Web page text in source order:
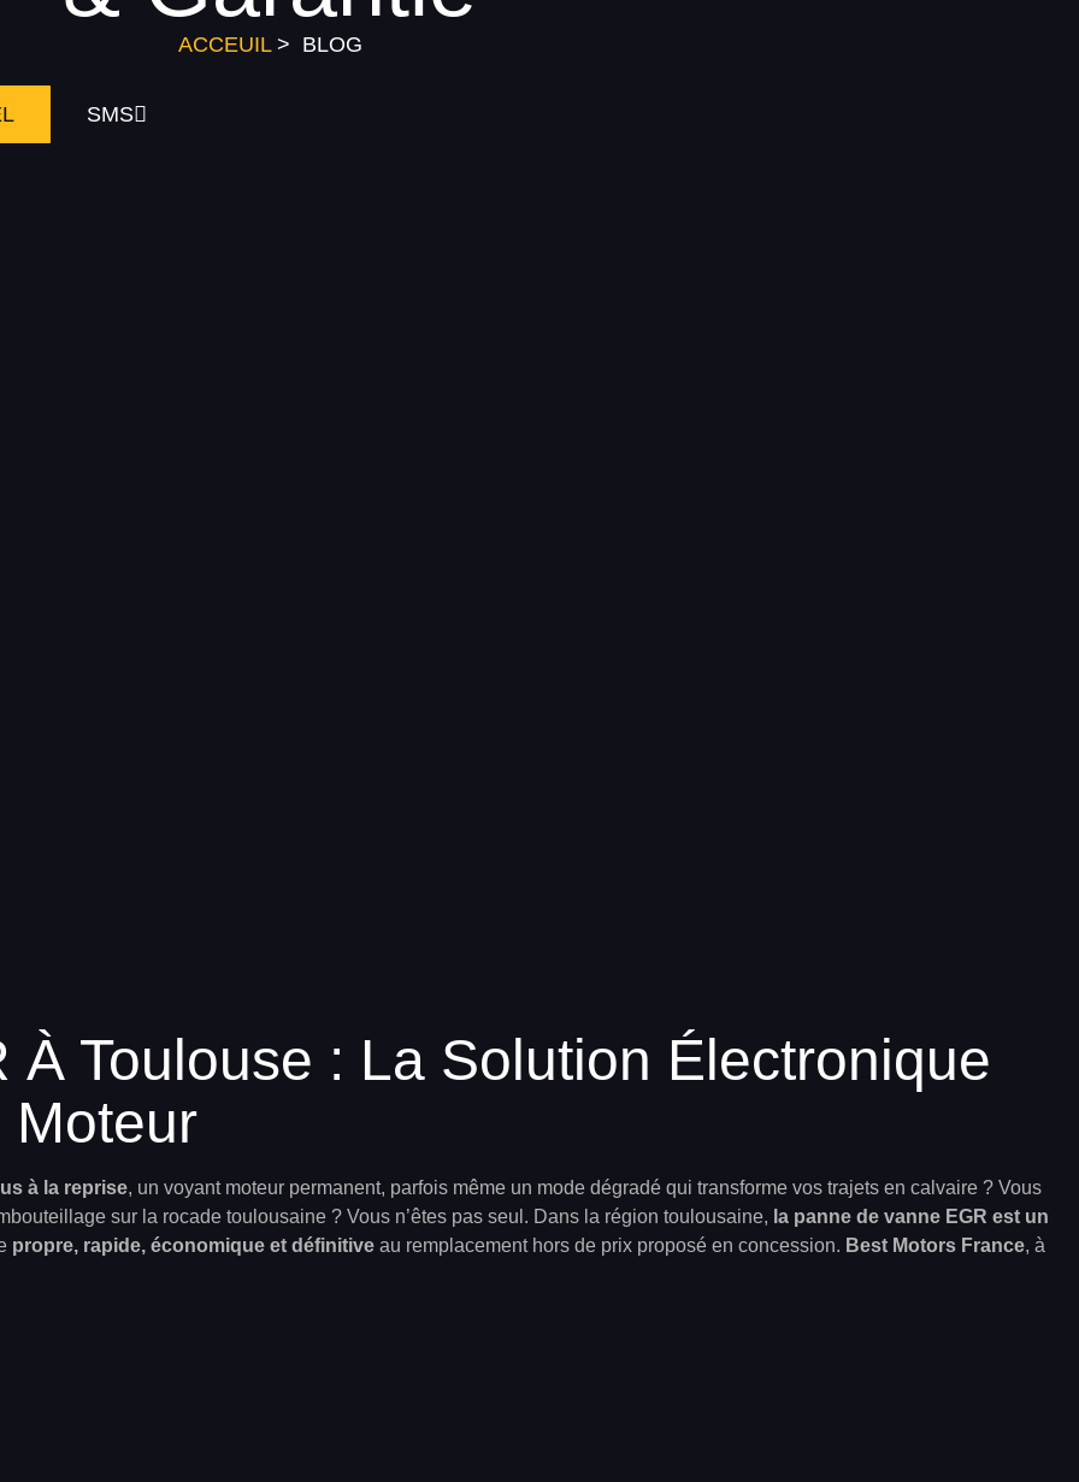
ACCEUIL> BLOG
SMS
Toulouse : La Solution Électronique
Moteur
à la reprise, un voyant moteur permanent, parfois même un mode dégradé qui transforme vos trajets en calvaire ? Vous
sur la rocade toulousaine ? Vous n’êtes pas seul. Dans la région toulousaine, la panne de vanne EGR est un
propre, rapide, économique et définitive au remplacement hors de prix proposé en concession. Best Motors France, à